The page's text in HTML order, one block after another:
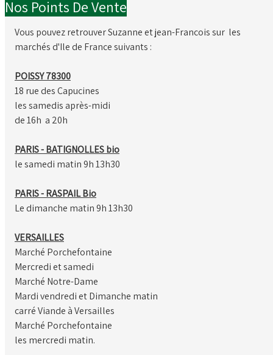
Nos Points De Vente
Vous pouvez retrouver Suzanne et jean-Francois sur les
marchés d'Ile de France suivants :
POISSY 78300
18 rue des Capucines
les samedis après-midi
de 16h a 20h
PARIS - BATIGNOLLES bio
le samedi matin 9h 13h30
PARIS - RASPAIL Bio
Le dimanche matin 9h 13h30
VERSAILLES
Marché Porchefontaine
Mercredi et samedi
Marché Notre-Dame
Mardi vendredi et Dimanche matin
carré Viande à Versailles
Marché Porchefontaine
les mercredi matin.